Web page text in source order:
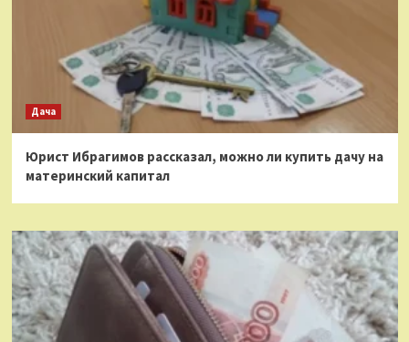
Дача
Юрист Ибрагимов рассказал, можно ли купить дачу на
материнский капитал